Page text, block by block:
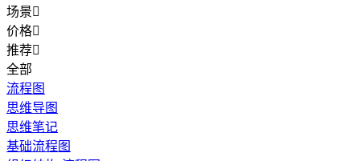
场景
价格
推荐
全部
流程图
思维导图
思维笔记
基础流程图